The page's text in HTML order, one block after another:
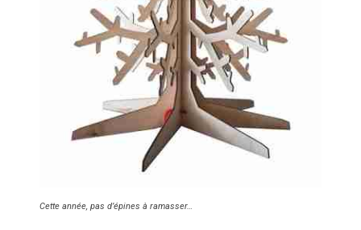
Cette année, pas d’épines à ramasser…